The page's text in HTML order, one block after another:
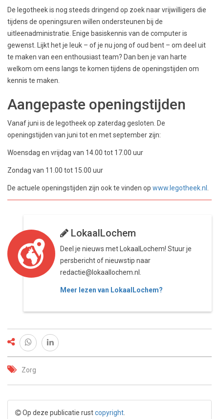
De legotheek is nog steeds dringend op zoek naar vrijwilligers die
tijdens de openingsuren willen ondersteunen bij de
uitleenadministratie. Enige basiskennis van de computer is
gewenst. Lijkt het je leuk – of je nu jong of oud bent – om deel uit
te maken van een enthousiast team? Dan ben je van harte
welkom om eens langs te komen tijdens de openingstijden om
kennis te maken.
Aangepaste openingstijden
Vanaf juni is de legotheek op zaterdag gesloten. De
openingstijden van juni tot en met september zijn:
Woensdag en vrijdag van 14.00 tot 17.00 uur
Zondag van 11.00 tot 15.00 uur
De actuele openingstijden zijn ook te vinden op www.legotheek.nl
LokaalLochem
Deel je nieuws met LokaalLochem! Stuur je
persbericht of nieuwstip naar
redactie@lokaallochem.nl.
Meer lezen van LokaalLochem?
Zorg
Op deze publicatie rustcopyright